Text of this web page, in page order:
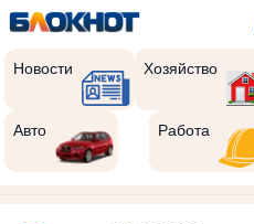
Новости Хозяйство
Авто Работа